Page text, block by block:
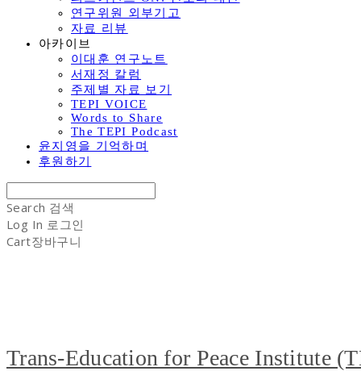
연구위원 외부기고
자료 리뷰
아카이브
이대훈 연구노트
서재정 칼럼
주제별 자료 보기
TEPI VOICE
Words to Share
The TEPI Podcast
윤지영을 기억하며
후원하기
Search 검색
Log In 로그인
Cart장바구니
Trans-Education for Peace Institute